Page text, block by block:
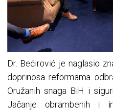
Dr. Bećirović je naglasio
doprinosa reformama
Oružanih snaga BiH i
Jačanje obrambenih i